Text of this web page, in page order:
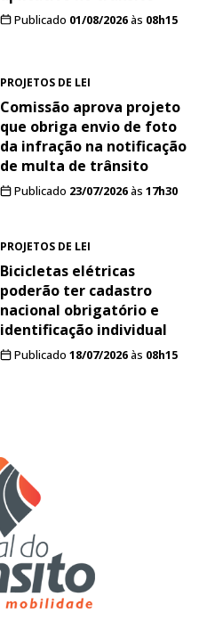
Publicado 01/08/2026às 08h15
PROJETOS DE LEI
Comissão aprova projeto
que obriga envio de foto
da infração na notificação
de multa de trânsito
Publicado 23/07/2026às 17h30
PROJETOS DE LEI
Bicicletas elétricas
poderão ter cadastro
nacional obrigatório e
identificação individual
Publicado 18/07/2026às 08h15